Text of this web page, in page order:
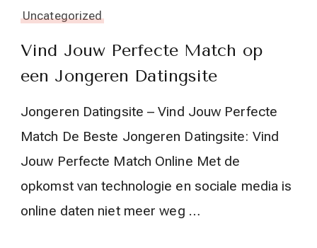
Uncategorized
Vind Jouw Perfecte Match op
een Jongeren Datingsite
Jongeren Datingsite – Vind Jouw Perfecte
Match De Beste Jongeren Datingsite: Vind
Jouw Perfecte Match Online Met de
opkomst van technologie en sociale media is
online daten niet meer weg …